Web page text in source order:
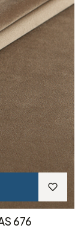
676